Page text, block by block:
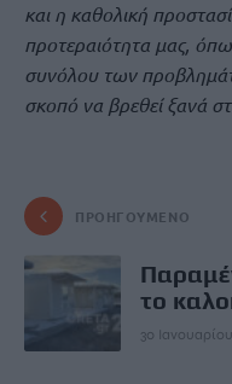
και η καθολική
προτεραιότητα μας,
συνόλου των
σκοπό να βρεθεί ξανά
ΠΡΟΗΓΟΎΜΕΝΟ
το
30